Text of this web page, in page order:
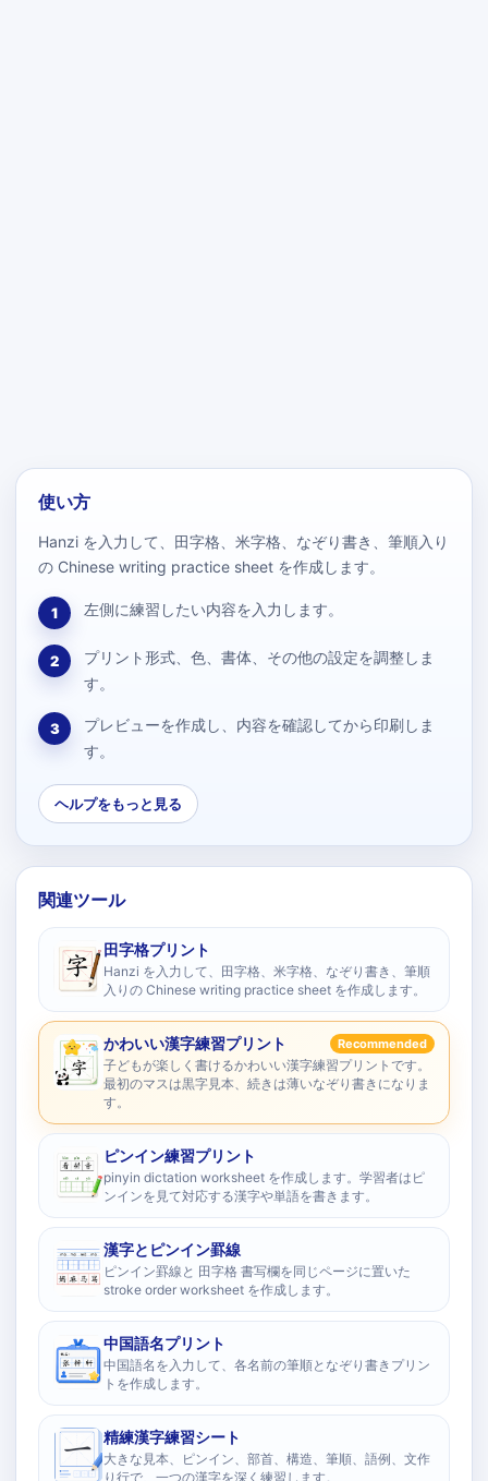
使い方
Hanzi を入力して、田字格、米字格、なぞり書き、筆順入り
の Chinese writing practice sheet を作成します。
1 左側に練習したい内容を入力します。
2
プリント形式、色、書体、その他の設定を調整しま
す。
3
プレビューを作成し、内容を確認してから印刷しま
す。
ヘルプをもっと見る
関連ツール
田字格プリント
Hanzi を入力して、田字格、米字格、なぞり書き、筆順
入りの Chinese writing practice sheet を作成します。
かわいい漢字練習プリント Recommended
子どもが楽しく書けるかわいい漢字練習プリントです。
最初のマスは黒字見本、続きは薄いなぞり書きになりま
す。
ピンイン練習プリント
pinyin dictation worksheet を作成します。学習者はピ
ンインを見て対応する漢字や単語を書きます。
漢字とピンイン罫線
ピンイン罫線と 田字格 書写欄を同じページに置いた
stroke order worksheet を作成します。
中国語名プリント
中国語名を入力して、各名前の筆順となぞり書きプリン
トを作成します。
精練漢字練習シート
大きな見本、ピンイン、部首、構造、筆順、語例、文作
り行で、一つの漢字を深く練習します。